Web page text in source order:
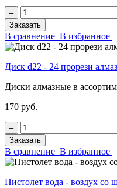
‒
Заказать
В сравнение В избранное
Диск d22 - 24 прорези
Диски алмазные в
170 руб.
‒
Заказать
В сравнение В избранное
Пистолет вода - воздух со